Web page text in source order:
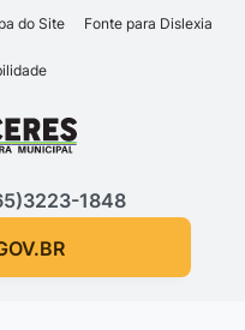
e links
do Site Fonte para Dislexia
principal
1848